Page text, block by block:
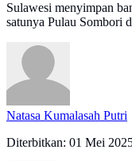
Sulawesi menyimpan
satunya Pulau Sombori
Natasa Kumalasah Putri
Diterbitkan: 01 Mei